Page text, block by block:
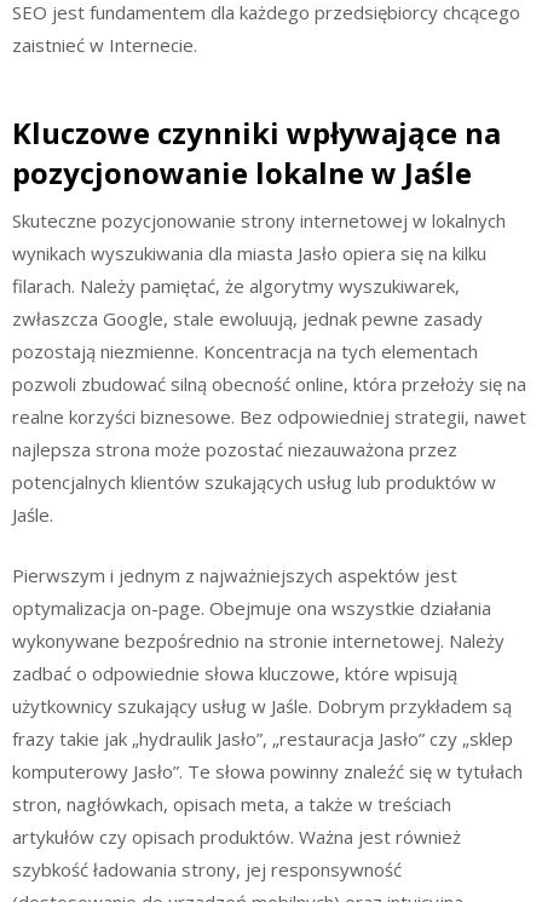
SEO jest fundamentem dla każdego przedsiębiorcy chcącego
zaistnieć w Internecie.
Kluczowe czynniki wpływające na
pozycjonowanie lokalne w Jaśle
Skuteczne pozycjonowanie strony internetowej w lokalnych
wynikach wyszukiwania dla miasta Jasło opiera się na kilku
filarach. Należy pamiętać, że algorytmy wyszukiwarek,
zwłaszcza Google, stale ewoluują, jednak pewne zasady
pozostają niezmienne. Koncentracja na tych elementach
pozwoli zbudować silną obecność online, która przełoży się na
realne korzyści biznesowe. Bez odpowiedniej strategii, nawet
najlepsza strona może pozostać niezauważona przez
potencjalnych klientów szukających usług lub produktów w
Jaśle.
Pierwszym i jednym z najważniejszych aspektów jest
optymalizacja on-page. Obejmuje ona wszystkie działania
wykonywane bezpośrednio na stronie internetowej. Należy
zadbać o odpowiednie słowa kluczowe, które wpisują
użytkownicy szukający usług w Jaśle. Dobrym przykładem są
frazy takie jak „hydraulik Jasło”, „restauracja Jasło” czy „sklep
komputerowy Jasło”. Te słowa powinny znaleźć się w tytułach
stron, nagłówkach, opisach meta, a także w treściach
artykułów czy opisach produktów. Ważna jest również
szybkość ładowania strony, jej responsywność